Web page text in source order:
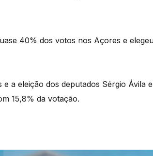
40% dos votos nos Açores e
a eleição dos deputados Sérgio Ávila
15,8% da votação.